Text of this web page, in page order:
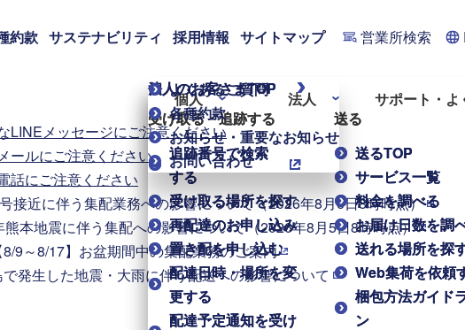
約款 サステナビリティ 採用情報 サイトマップ 営業所検索
個人
個人のお客さまTOP
受け取る・追跡する
追跡番号で検索
する
受け取る場所を探す
再配達のお申し込み
置き配を申し込む
配達日時・場所を変
更する
配達予定通知を受け
送る
送るTOP
サービス一覧
料金を調べる
お届け日数を調
送れる場所を探
Web集荷を依頼
梱包方法ガイド
ン
法人
法人のお客さまTOP
受け取る・追跡する
追跡番号で検索
する
受け取る場所を探す
再配達のお申し込み
置き配を申し込む
配達日時・場所を変
更する
配達予定通知を受け
送る
送るTOP
サービス一覧
料金を調べる
お届け日数を調
送れる場所を探
Web集荷を依頼
梱包方法ガイド
ン
サポート・よ
よくあるご質問
各種約款
お知らせ・重要なお知らせ
お問い合わせ
LINEメッセージにご注意ください
ールにご注意ください
話にご注意ください
接近に伴う集配業務への影響について（2026年8月6日8時時点）
熊本地震に伴う集配への影響について（2026年8月5日8時時点）
8/9～8/17】お盆期間中の集配業務のご案内
発生した地震・大雨に伴う配送への影響について